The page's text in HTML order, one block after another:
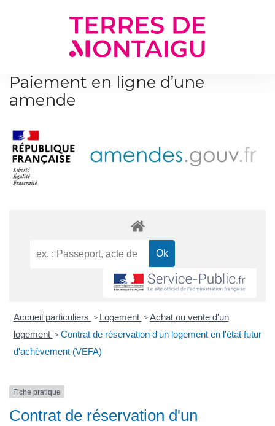
Paiement en ligne d’une
amende
Accueil particuliers > Logement > Achat ou vente d'un
logement > Contrat de réservation d'un logement en l'état futur
d'achèvement (VEFA)
Fiche pratique
Contrat de réservation d'un